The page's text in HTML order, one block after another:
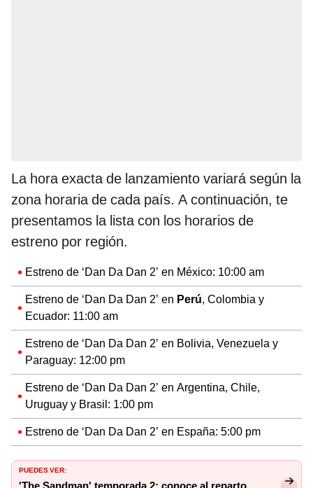
La hora exacta de lanzamiento variará según la
zona horaria de cada país. A continuación, te
presentamos la lista con los horarios de
estreno por región.
Estreno de ‘Dan Da Dan 2’ en México: 10:00 am
Estreno de ‘Dan Da Dan 2’ en Perú, Colombia y
Ecuador: 11:00 am
Estreno de ‘Dan Da Dan 2’ en Bolivia, Venezuela y
Paraguay: 12:00 pm
Estreno de ‘Dan Da Dan 2’ en Argentina, Chile,
Uruguay y Brasil: 1:00 pm
Estreno de ‘Dan Da Dan 2’ en España: 5:00 pm
PUEDES VER: